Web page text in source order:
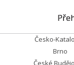
Česko-
Brno
České